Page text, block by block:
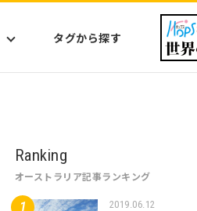
タグから探す
Ranking
オーストラリア記事ランキング
2019.06.12